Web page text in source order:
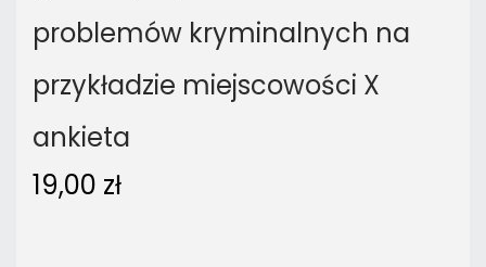
problemów kryminalnych na
przykładzie miejscowości X
ankieta
19,00 zł